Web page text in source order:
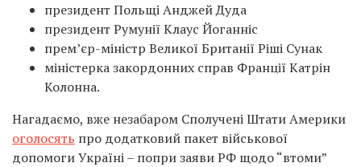
президент Польщі Анджей Дуда
президент Румунії Клаус Йоганніс
прем’єр-міністр Великої Британії Ріші Сунак
міністерка закордонних справ Франції Катрін
Колонна.
Нагадаємо, вже незабаром Сполучені Штати Америки
оголосять про додатковий пакет військової
допомоги Україні – попри заяви РФ щодо “втоми”